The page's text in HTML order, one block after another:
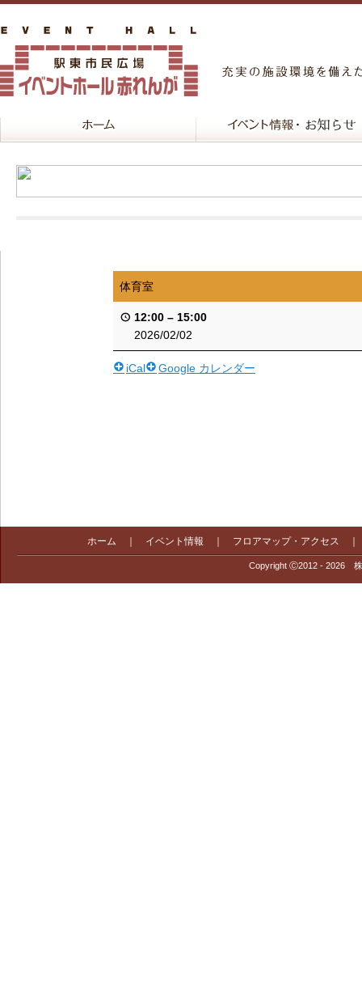
体育室
12:00 – 15:00
2026/02/02
iCal Google カレンダー
ホーム イベント情報 フロアマップ・アクセス
Copyright Ⓒ2012 - 2026 株